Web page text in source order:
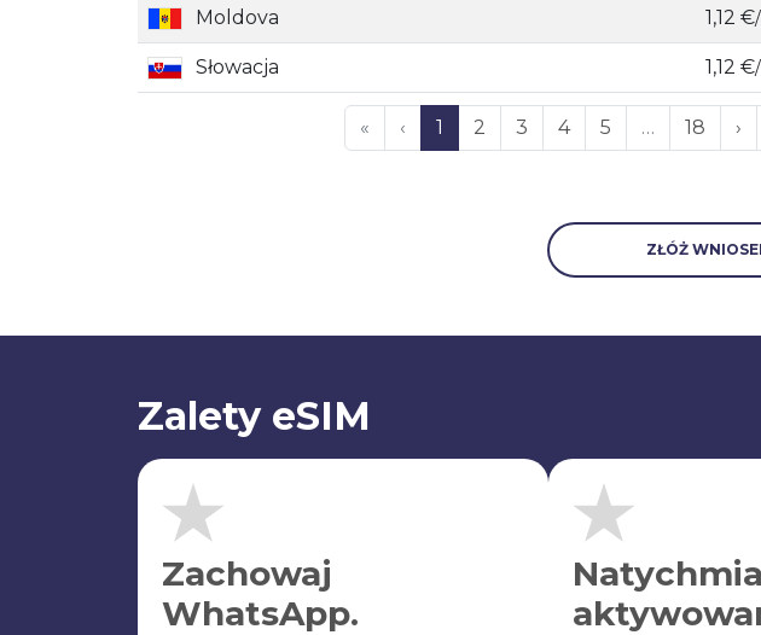
Moldova 1,12 €
Słowacja 1,12 €
« ‹ 1 2 3 4 5 … 18 ›
ZŁÓŻ
Zalety eSIM
Zachowaj
WhatsApp.